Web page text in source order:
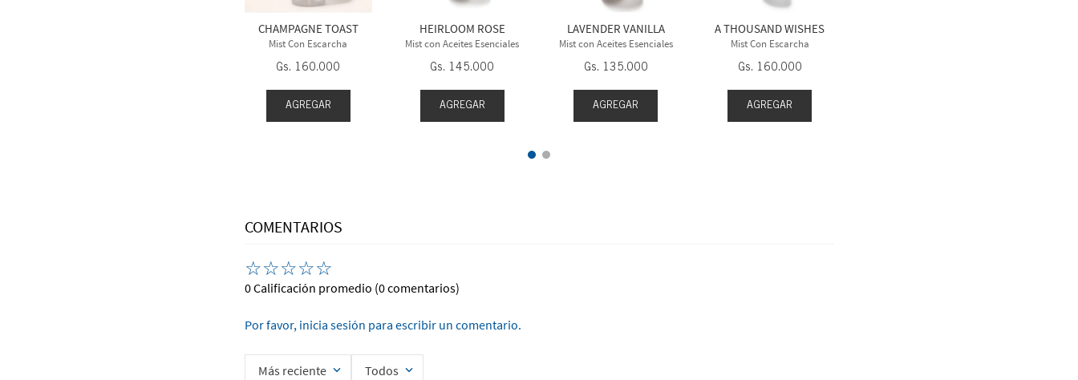
CHAMPAGNE TOAST
Mist Con Escarcha
Gs. 160.000
AGREGAR
HEIRLOOM ROSE
Mist con Aceites Esenciales
Gs. 145.000
AGREGAR
LAVENDER VANILLA
Mist con Aceites Esenciales
Gs. 135.000
AGREGAR
A THOUSAND WISHES
Mist Con Escarcha
Gs. 160.000
AGREGAR
COMENTARIOS
☆☆☆☆☆
0 Calificación promedio (0 comentarios)
Por favor, inicia sesión para escribir un comentario.
Más reciente Todos